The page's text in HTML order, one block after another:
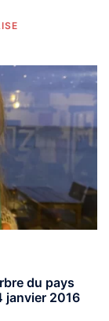
du pays
janvier 2016